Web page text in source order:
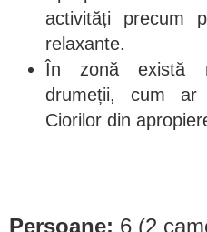
activități precum
relaxante.
În zonă există
drumeții, cum ar
Ciorilor din
Persoane: 6 (2